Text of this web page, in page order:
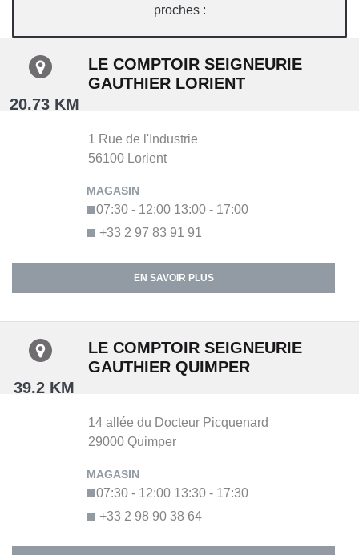
proches :
20.73 KM
LE COMPTOIR SEIGNEURIE
GAUTHIER LORIENT
1 Rue de l'Industrie
56100 Lorient
+33 2 97 83 91 91
07:30 - 12:00 13:00 - 17:00
EN SAVOIR PLUS
39.2 KM
LE COMPTOIR SEIGNEURIE
GAUTHIER QUIMPER
14 allée du Docteur Picquenard
29000 Quimper
+33 2 98 90 38 64
07:30 - 12:00 13:30 - 17:30